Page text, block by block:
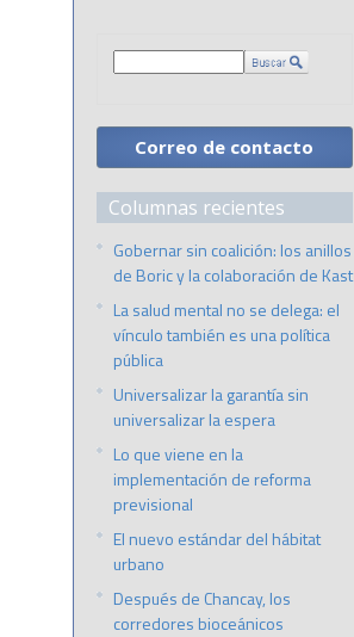
Correo de contacto
Columnas recientes
Gobernar sin coalición: los anillos
de Boric y la colaboración de Kast
La salud mental no se delega: el
vínculo también es una política
pública
Universalizar la garantía sin
universalizar la espera
Lo que viene en la
implementación de reforma
previsional
El nuevo estándar del hábitat
urbano
Después de Chancay, los
corredores bioceánicos